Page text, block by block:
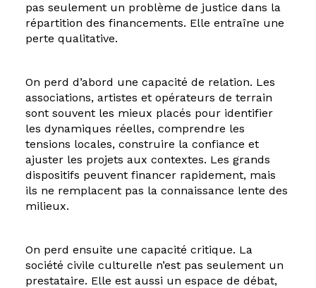
pas seulement un problème de justice dans la
répartition des financements. Elle entraîne une
perte qualitative.
On perd d’abord une capacité de relation. Les
associations, artistes et opérateurs de terrain
sont souvent les mieux placés pour identifier
les dynamiques réelles, comprendre les
tensions locales, construire la confiance et
ajuster les projets aux contextes. Les grands
dispositifs peuvent financer rapidement, mais
ils ne remplacent pas la connaissance lente des
milieux.
On perd ensuite une capacité critique. La
société civile culturelle n’est pas seulement un
prestataire. Elle est aussi un espace de débat,